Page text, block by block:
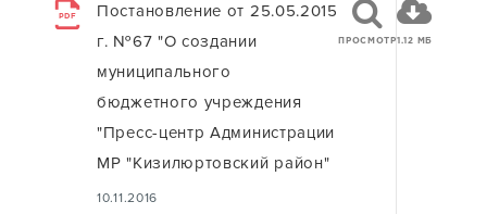
PDF
Постановление от 25.05.2015
г. №67 "О создании
муниципального
бюджетного учреждения
"Пресс-центр Администрации
МР "Кизилюртовский район"
10.11.2016
ПРОСМОТР1.12 МБ